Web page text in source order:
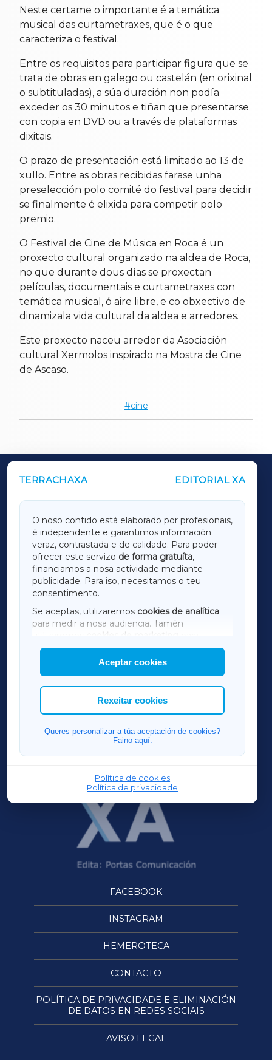
Neste certame o importante é a temática
musical das curtametraxes, que é o que
caracteriza o festival.
Entre os requisitos para participar figura que se
trata de obras en galego ou castelán (en orixinal
o subtituladas), a súa duración non podía
exceder os 30 minutos e tiñan que presentarse
con copia en DVD ou a través de plataformas
dixitais.
O prazo de presentación está limitado ao 13 de
xullo. Entre as obras recibidas farase unha
preselección polo comité do festival para decidir
se finalmente é elixida para competir polo
premio.
O Festival de Cine de Música en Roca é un
proxecto cultural organizado na aldea de Roca,
no que durante dous días se proxectan
películas, documentais e curtametraxes con
temática musical, ó aire libre, e co obxectivo de
dinamizala vida cultural da aldea e arredores.
Este proxecto naceu arredor da Asociación
cultural Xermolos inspirado na Mostra de Cine
de Ascaso.
cine
TERRACHAXA EDITORIAL XA
O noso contido está elaborado por profesionais,
é independente e garantimos información
veraz, contrastada e de calidade. Para poder
ofrecer este servizo de forma gratuíta,
financiamos a nosa actividade mediante
publicidade. Para iso, necesitamos o teu
consentimento.
Se aceptas, utilizaremos cookies de analítica
para medir a nosa audiencia. Tamén
utilizaremos
cookies de marketing
mostrar publicidade de terceiros.
Así mesmo, podes personalizar a elección das
cookies que desexas permitir.
Aceptar cookies
Rexeitar cookies
Queres personalizar a túa aceptación de cookies?
Faino aquí.
Política de cookies
Política de privacidade
OUTROS PERIÓDICOS
LUGOXA
TERRACHAXA
AMARIÑAXA
RIBEIRASACRAXA
ACORUÑAXA
FERROLXA
OURENSEXA
FACEBOOK
INSTAGRAM
HEMEROTECA
CONTACTO
POLÍTICA DE PRIVACIDADE E ELIMINACIÓN
DE DATOS EN REDES SOCIAIS
AVISO LEGAL